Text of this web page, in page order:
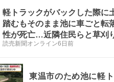
軽トラックがバックした際に
踏むもそのまま池に車ごと転
性が死亡…近隣住民らと草刈
読売新聞オンライン6日前
東温市のため池に軽